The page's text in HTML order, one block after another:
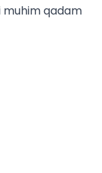
muhim qadam